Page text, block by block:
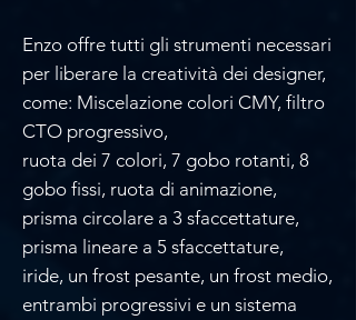
Enzo offre tutti gli strumenti necessari
per liberare la creatività dei designer,
come: Miscelazione colori CMY, filtro
CTO progressivo,
ruota dei 7 colori, 7 gobo rotanti, 8
gobo fissi, ruota di animazione,
prisma circolare a 3 sfaccettature,
prisma lineare a 5 sfaccettature,
iride, un frost pesante, un frost medio,
entrambi progressivi e un sistema